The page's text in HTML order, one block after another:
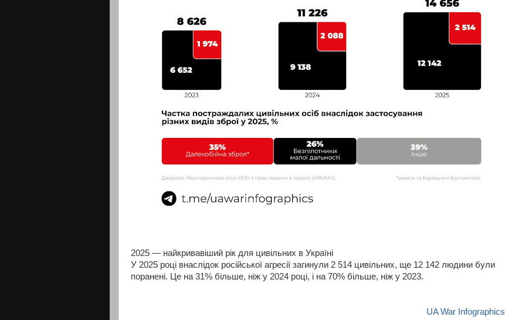
2025 — найкривавіший рік для цивільних в Україні
У 2025 році внаслідок російської агресії загинули 2 514 цивільних, ще 12 142 людини були
поранені. Це на 31% більше, ніж у 2024 році, і на 70% більше, ніж у 2023.
UA War Infographics